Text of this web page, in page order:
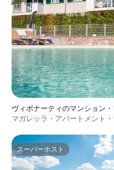
ヴィボナーティのマンション
マガレッラ・アパートメント
スーパーホスト
スーパーホスト